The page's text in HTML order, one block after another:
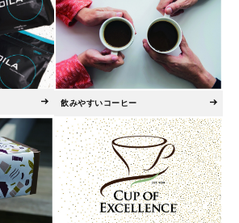
飲みやすいコーヒー